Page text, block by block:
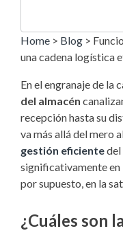
Home > Blog >
una cadena logística
En el engranaje de la
del almacén
recepción hasta su
va más allá del mero
gestión eficientedel
significativamente
por supuesto, en la
¿Cuáles son